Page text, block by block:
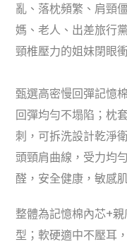
亂、落枕頻繁、肩頸
媽、老人、出差旅行
頸椎壓力的姐妹閉眼衝
甄選高密慢回彈記憶
回彈均勻不塌陷；枕
刺，可拆洗設計乾淨
頭頸肩曲線，受力均
醛，安全健康，敏感
整體為記憶棉內芯+
型；軟硬適中不壓耳